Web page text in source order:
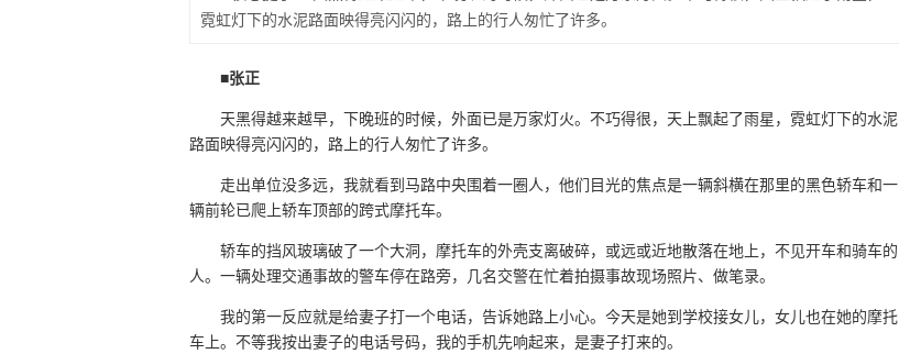
霓虹灯下的水泥路面映得亮闪闪的，路上的行人匆忙了许多。
■张正
天黑得越来越早，下晚班的时候，外面已是万家灯火。不巧得很，天上飘起了雨星，霓虹灯下的水泥
路面映得亮闪闪的，路上的行人匆忙了许多。
走出单位没多远，我就看到马路中央围着一圈人，他们目光的焦点是一辆斜横在那里的黑色轿车和一
辆前轮已爬上轿车顶部的跨式摩托车。
轿车的挡风玻璃破了一个大洞，摩托车的外壳支离破碎，或远或近地散落在地上，不见开车和骑车的
人。一辆处理交通事故的警车停在路旁，几名交警在忙着拍摄事故现场照片、做笔录。
我的第一反应就是给妻子打一个电话，告诉她路上小心。今天是她到学校接女儿，女儿也在她的摩托
车上。不等我按出妻子的电话号码，我的手机先响起来，是妻子打来的。